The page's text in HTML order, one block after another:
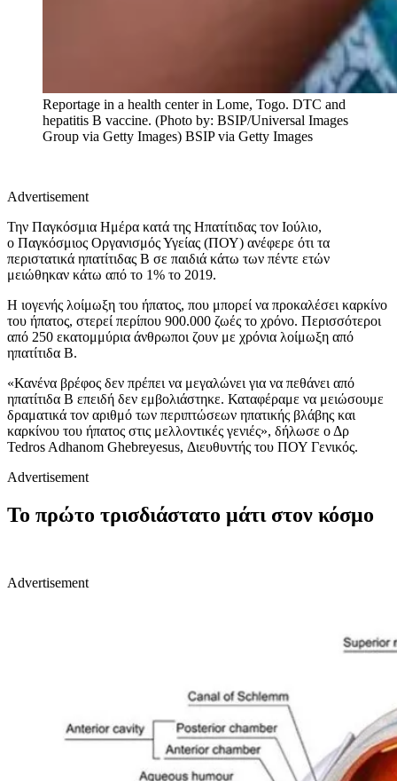
Reportage in a health center in Lome, Togo. DTC and
hepatitis B vaccine. (Photo by: BSIP/Universal Images
Group via Getty Images) BSIP via Getty Images
Advertisement
Την Παγκόσμια Ημέρα κατά της Ηπατίτιδας τον Ιούλιο,
ο Παγκόσμιος Οργανισμός Υγείας (ΠΟΥ) ανέφερε ότι τα
περιστατικά ηπατίτιδας Β σε παιδιά κάτω των πέντε ετών
μειώθηκαν κάτω από το 1% το 2019.
Η ιογενής λοίμωξη του ήπατος, που μπορεί να προκαλέσει καρκίνο
του ήπατος, στερεί περίπου 900.000 ζωές το χρόνο. Περισσότεροι
από 250 εκατομμύρια άνθρωποι ζουν με χρόνια λοίμωξη από
ηπατίτιδα Β.
«Κανένα βρέφος δεν πρέπει να μεγαλώνει για να πεθάνει από
ηπατίτιδα Β επειδή δεν εμβολιάστηκε. Καταφέραμε να μειώσουμε
δραματικά τον αριθμό των περιπτώσεων ηπατικής βλάβης και
καρκίνου του ήπατος στις μελλοντικές γενιές», δήλωσε ο Δρ
Tedros Adhanom Ghebreyesus, Διευθυντής του ΠΟΥ Γενικός.
Advertisement
Το πρώτο τρισδιάστατο μάτι στον κόσμο
Advertisement